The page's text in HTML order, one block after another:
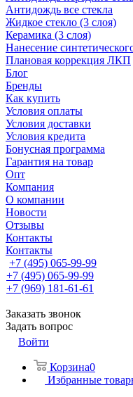
Антидождь все стекла
Жидкое стекло (3 слоя)
Керамика (3 слоя)
Нанесение
Плановая коррекция ЛКП
Блог
Бренды
Как купить
Условия оплаты
Условия доставки
Условия кредита
Бонусная программа
Гарантия на товар
Опт
Компания
О компании
Новости
Отзывы
Контакты
Контакты
+7 (495) 065-99-99
+7 (495) 065-99-99
+7 (969) 181-61-61
Заказать звонок
Задать вопрос
Войти
Корзина0
Избранные